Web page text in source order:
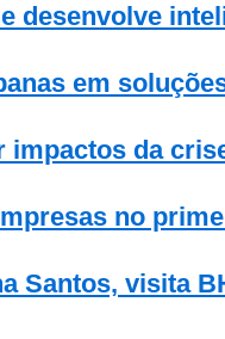
desenvolve
em
da
no
Santos, visita